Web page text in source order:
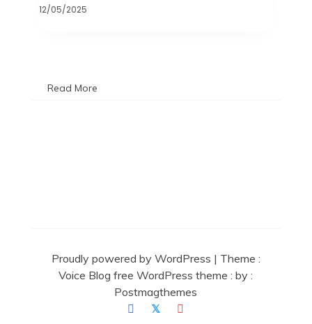
12/05/2025
Read More
Proudly powered by WordPress | Theme :
Voice Blog free WordPress theme: by :
Postmagthemes